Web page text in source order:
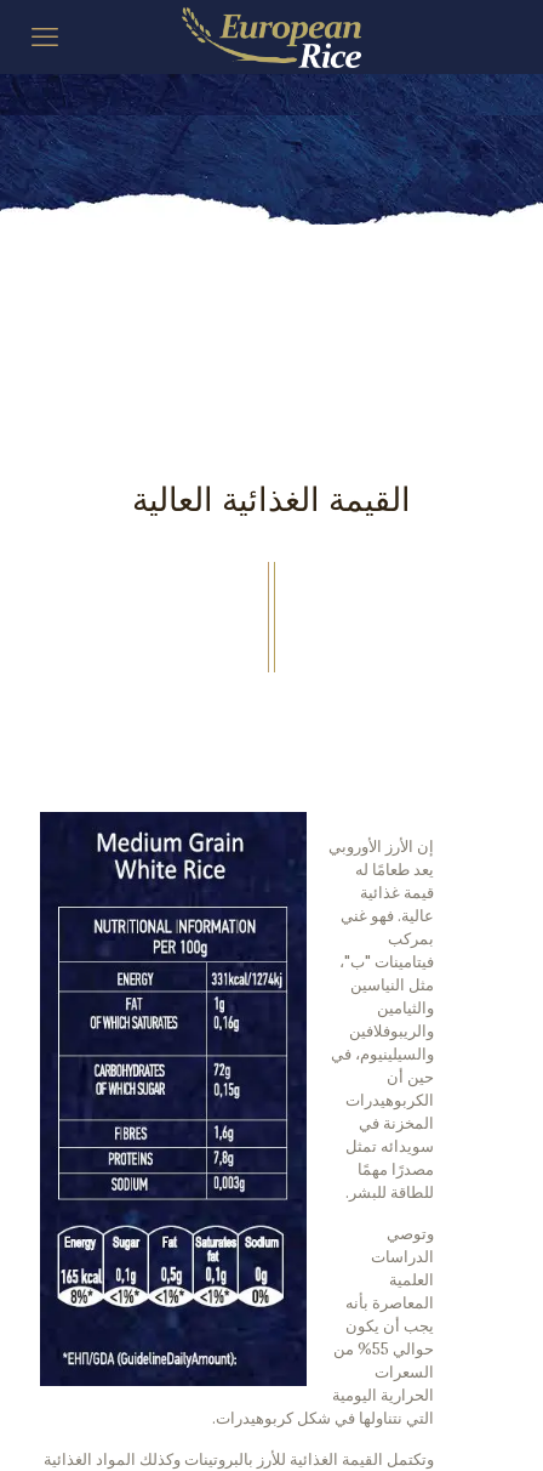
القيمة الغذائية العالية
إن الأرز الأوروبي
يعد طعامًا له
قيمة غذائية
عالية. فهو غني
بمركب
فيتامينات "ب"،
مثل النياسين
والثيامين
والريبوفلافين
والسيلينيوم، في
حين أن
الكربوهيدرات
المخزنة في
سويدائه تمثل
مصدرًا مهمًا
للطاقة للبشر.
وتوصي
الدراسات
العلمية
المعاصرة بأنه
يجب أن يكون
حوالي 55% من
السعرات
الحرارية اليومية
التي نتناولها في شكل كربوهيدرات.
وتكتمل القيمة الغذائية للأرز بالبروتينات وكذلك المواد الغذائية